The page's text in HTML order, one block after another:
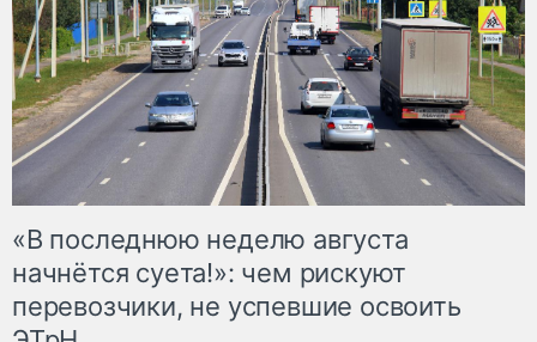
«В последнюю неделю августа
начнётся суета!»: чем рискуют
перевозчики, не успевшие освоить